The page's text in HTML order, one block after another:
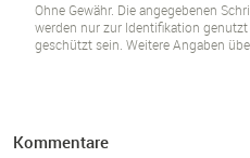
Ohne Gewähr. Die angegebenen
werden nur zur Identifikation
geschützt sein. Weitere Angaben
Kommentare